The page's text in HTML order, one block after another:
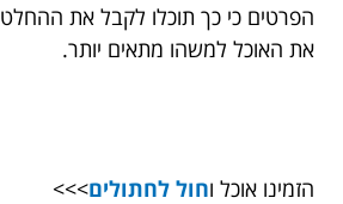
הפרטים כי כך תוכלו לקבל את
את האוכל למשהו מתאים יותר.
הזמינו אוכל וחול לחתולים>>>